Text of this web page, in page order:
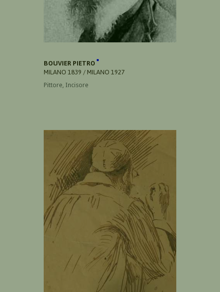
BOUVIER PIETRO
MILANO 1839 / MILANO 1927
Pittore, Incisore